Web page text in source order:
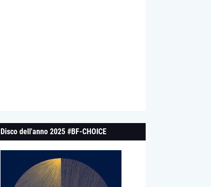
Disco dell'anno 2025 #BF-CHOICE